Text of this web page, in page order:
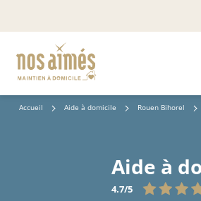
Accueil Aide à domicile Rouen Bihorel
Aide à
4.7/5